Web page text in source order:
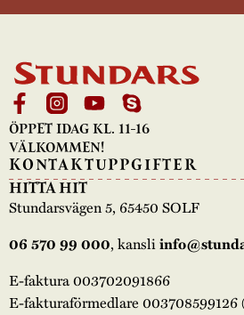
ÖPPET IDAG KL. 11-16
VÄLKOMMEN!
KONTAKTUPPGIFTER
HITTA HIT
Stundarsvägen 5, 65450 SOLF
06 570 99 000, kansli
E-faktura 003702091866
E-fakturaförmedlare 003708599126